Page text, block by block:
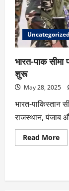
Uncategorized
भारत-पाक
शुरू
May 28, 2025
भारत-पाकिस्तान
राजस्थान, पंजाब
Read More